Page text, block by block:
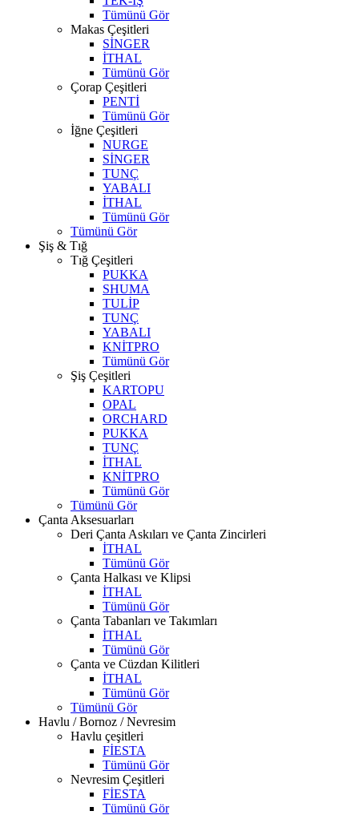
Tümünü Gör
Makas Çeşitleri
SİNGER
İTHAL
Tümünü Gör
Çorap Çeşitleri
PENTİ
Tümünü Gör
İğne Çeşitleri
NURGE
SİNGER
TUNÇ
YABALI
İTHAL
Tümünü Gör
Tümünü Gör
Şiş & Tığ
Tığ Çeşitleri
PUKKA
SHUMA
TULİP
TUNÇ
YABALI
KNİTPRO
Tümünü Gör
Şiş Çeşitleri
KARTOPU
OPAL
ORCHARD
PUKKA
TUNÇ
İTHAL
KNİTPRO
Tümünü Gör
Tümünü Gör
Çanta Aksesuarları
Deri Çanta Askıları ve Çanta Zincirleri
İTHAL
Tümünü Gör
Çanta Halkası ve Klipsi
İTHAL
Tümünü Gör
Çanta Tabanları ve Takımları
İTHAL
Tümünü Gör
Çanta ve Cüzdan Kilitleri
İTHAL
Tümünü Gör
Tümünü Gör
Havlu / Bornoz / Nevresim
Havlu çeşitleri
FİESTA
Tümünü Gör
Nevresim Çeşitleri
FİESTA
Tümünü Gör